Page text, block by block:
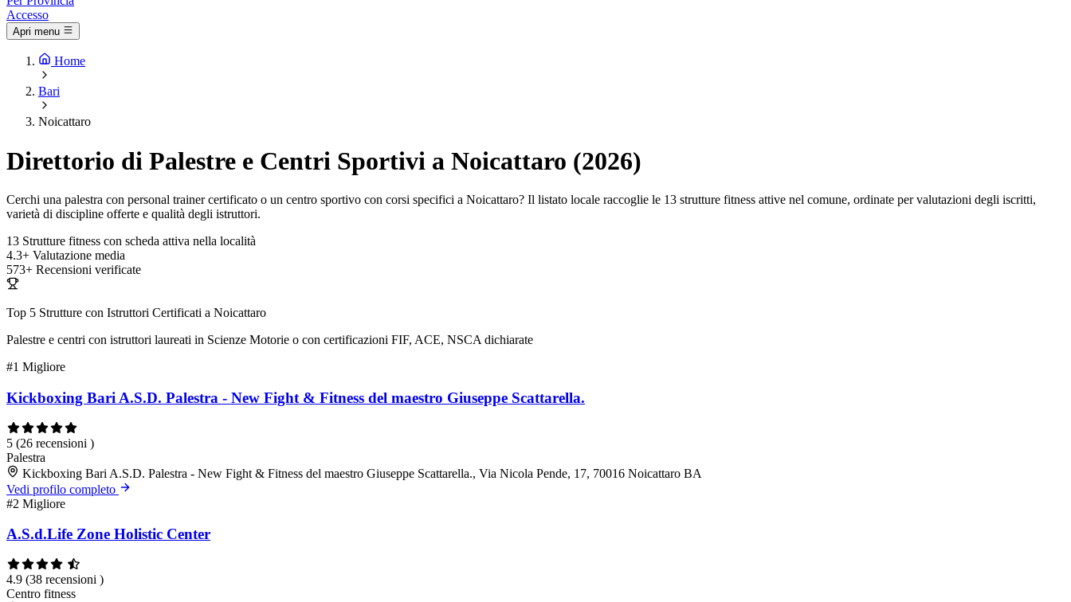
Accesso
Apri menu
Home
Bari
Noicattaro
Direttorio di Palestre e Centri Sportivi a Noicattaro (2026)
Cerchi una palestra con personal trainer certificato o un centro sportivo con corsi specifici a Noicattaro? Il listato locale raccoglie le 13 strutture fitness attive nel comune, ordinate per valutazioni degli iscritti,
varietà di discipline offerte e qualità degli istruttori.
13 Strutture fitness con scheda attiva nella località
4.3+ Valutazione media
573+ Recensioni verificate
Top 5 Strutture con Istruttori Certificati a Noicattaro
Palestre e centri con istruttori laureati in Scienze Motorie o con certificazioni FIF, ACE, NSCA dichiarate
#1 Migliore
Kickboxing Bari A.S.D. Palestra - New Fight & Fitness del maestro Giuseppe Scattarella.
5 (26 recensioni )
Palestra
Kickboxing Bari A.S.D. Palestra - New Fight & Fitness del maestro Giuseppe Scattarella., Via Nicola Pende, 17, 70016 Noicattaro BA
Vedi profilo completo
#2 Migliore
A.S.d.Life Zone Holistic Center
4.9 (38 recensioni )
Centro fitness